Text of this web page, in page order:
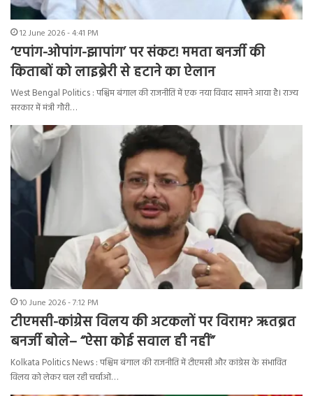
12 June 2026 - 4:41 PM
‘एपांग-ओपांग-झापांग’ पर संकट! ममता बनर्जी की
किताबों को लाइब्रेरी से हटाने का ऐलान
West Bengal Politics : पश्चिम बंगाल की राजनीति में एक नया विवाद सामने आया है। राज्य
सरकार में मंत्री गौरी…
10 June 2026 - 7:12 PM
टीएमसी-कांग्रेस विलय की अटकलों पर विराम? ऋतब्रत
बनर्जी बोले– “ऐसा कोई सवाल ही नहीं”
Kolkata Politics News : पश्चिम बंगाल की राजनीति में टीएमसी और कांग्रेस के संभावित
विलय को लेकर चल रही चर्चाओं…